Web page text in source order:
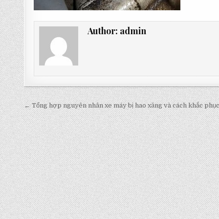
Author: admin
Post
navigation
← Tổng hợp nguyên nhân xe máy bị hao xăng và cách khắc